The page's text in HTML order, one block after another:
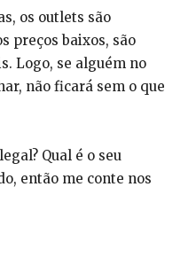
os outlets são
preços baixos, são
Logo, se alguém no
não ficará sem o que
Qual é o seu
então me conte nos